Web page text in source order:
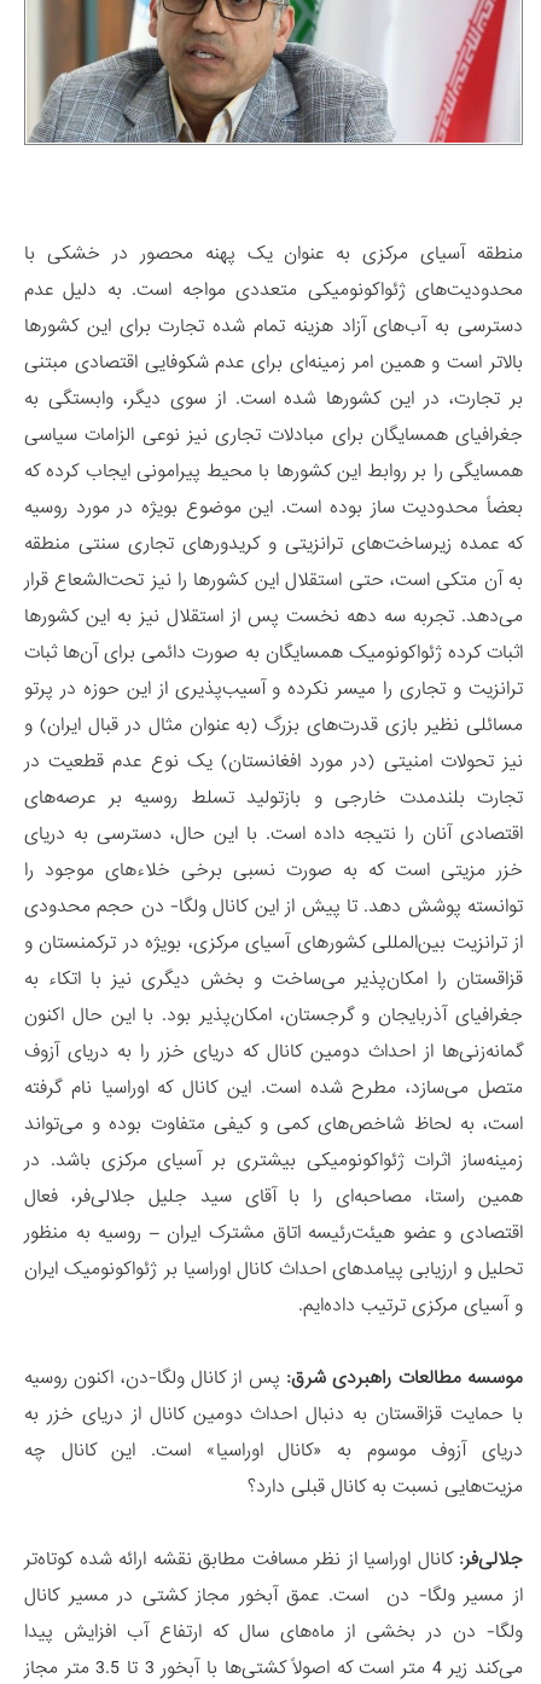
منطقه آسیای مرکزی به عنوان یک پهنه محصور در خشکی با
محدودیت‌های ژئواکونومیکی متعددی مواجه است. به دلیل عدم
دسترسی به آب‌های آزاد هزینه تمام شده تجارت برای این کشورها
بالاتر است و همین امر زمینه‌ای برای عدم شکوفایی اقتصادی مبتنی
بر تجارت، در این کشورها شده است. از سوی دیگر، وابستگی به
جغرافیای همسایگان برای مبادلات تجاری نیز نوعی الزامات سیاسی
همسایگی را بر روابط این کشورها با محیط پیرامونی ایجاب کرده که
بعضاً محدودیت ‌ساز بوده است. این موضوع بویژه در مورد روسیه
که عمده زیرساخت‌های ترانزیتی و کریدورهای تجاری سنتی منطقه
به آن متکی است، حتی استقلال این کشورها را نیز تحت‌الشعاع قرار
می‌دهد. تجربه سه دهه نخست پس از استقلال نیز به این کشورها
اثبات کرده ژئواکونومیک همسایگان به صورت دائمی برای آن‌ها ثبات
ترانزیت و تجاری را میسر نکرده و آسیب‌پذیری از این حوزه در پرتو
مسائلی نظیر بازی قدرت‌های بزرگ (به عنوان مثال در قبال ایران) و
نیز تحولات امنیتی (در مورد افغانستان) یک نوع عدم قطعیت در
تجارت بلندمدت خارجی و بازتولید تسلط روسیه بر عرصه‌های
اقتصادی آنان را نتیجه داده است. با این حال، دسترسی به دریای
خزر مزیتی است که به صورت نسبی برخی خلاءهای موجود را
توانسته پوشش دهد. تا پیش از این کانال ولگا- دن حجم محدودی
از ترانزیت بین‌المللی کشورهای آسیای مرکزی، بویژه در ترکمنستان و
قزاقستان را امکان‌پذیر می‌ساخت و بخش دیگری نیز با اتکاء به
جغرافیای آذربایجان و گرجستان، امکان‌پذیر بود. با این حال اکنون
گمانه‌زنی‌ها از احداث دومین کانال که دریای خزر را به دریای آزوف
متصل می‌سازد، مطرح شده است. این کانال که اوراسیا نام گرفته
است، به لحاظ شاخص‌های کمی و کیفی متفاوت بوده و می‌تواند
زمینه‌ساز اثرات ژئواکونومیکی بیشتری بر آسیای مرکزی باشد. در
همین راستا، مصاحبه‌ای را با آقای سید جلیل جلالی‌فر، فعال
اقتصادی و عضو هیئت‌رئیسه اتاق مشترک ایران – روسیه به منظور
تحلیل و ارزیابی پیامدهای احداث کانال اوراسیا بر ژئواکونومیک ایران
و آسیای مرکزی ترتیب داده‌ایم.
موسسه مطالعات راهبردی شرق: پس از کانال ولگا-دن، اکنون روسیه
با حمایت قزاقستان به دنبال احداث دومین کانال از دریای خزر به
دریای آزوف موسوم به «کانال اوراسیا» است. این کانال چه
مزیت‌هایی نسبت به کانال قبلی دارد؟
جلالی‌فر: کانال اوراسیا از نظر مسافت مطابق نقشه ارائه شده کوتاه‌تر
از مسیر ولگا- دن است. عمق آبخور مجاز کشتی در مسیر کانال
ولگا- دن در بخشی از ماه‌های سال که ارتفاع آب افزایش پیدا
می‌کند زیر 4 متر است که اصولاً کشتی‌ها با آبخور 3 تا 3.5 متر مجاز